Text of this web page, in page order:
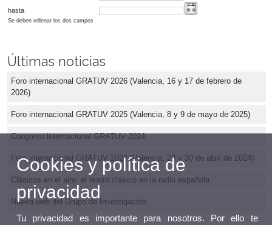
hasta
Se deben rellenar los dos campos
Últimas noticias
Foro internacional GRATUV 2026 (Valencia, 16 y 17 de febrero de
2026)
Foro internacional GRATUV 2025 (Valencia, 8 y 9 de mayo de 2025)
Congreso internacional GRATUV 2024
Foro internacional GRATUV 2024 (Valencia, 29 y 30 de abril de 2024)
Clásicos en el aire: el teatro clásico en la radio española
Nueva web del Grupo de Investigación
Cookies y política de
privacidad
Tu privacidad es importante para nosotros. Por ello te